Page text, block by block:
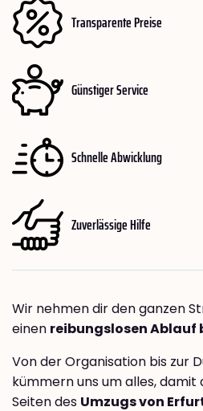
Transparente Preise
Günstiger Service
Schnelle Abwicklung
Zuverlässige Hilfe
Wir nehmen dir den ganzen
einen reibungslosen Ablauf
Von der Organisation bis zur
kümmern uns um alles, damit
Seiten des Umzugs von